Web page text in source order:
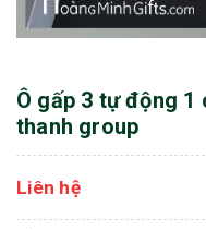
Ô gấp 3 tự động
thanh group
Liên hệ